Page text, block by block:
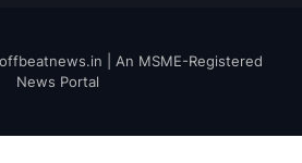
| An MSME-Registered
News Portal